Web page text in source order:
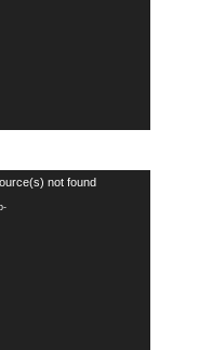
not found